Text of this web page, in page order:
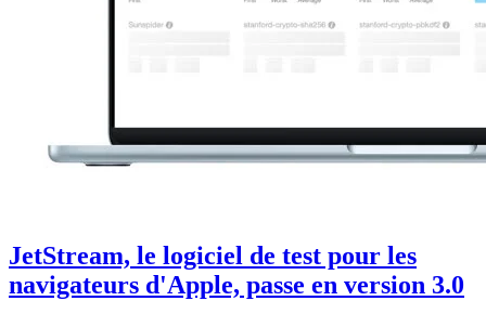
JetStream, le logiciel de test pour les
navigateurs d'Apple, passe en version 3.0